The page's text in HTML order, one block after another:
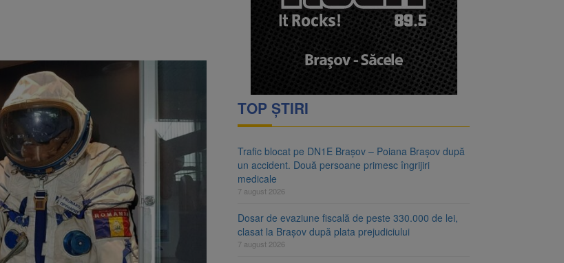
parcuri ale Brașovului va fi amenajat în Bartolomeu-Avantgarden. Contractul a
Brașov – Poiana Brașov după un accident. Două persoane primesc îngrijiri
TOP ȘTIRI
Trafic blocat pe DN1E Brașov – Poiana Brașov după
un accident. Două persoane primesc îngrijiri
medicale
7 august 2026
Dosar de evaziune fiscală de peste 330.000 de lei,
clasat la Brașov după plata prejudiciului
7 august 2026